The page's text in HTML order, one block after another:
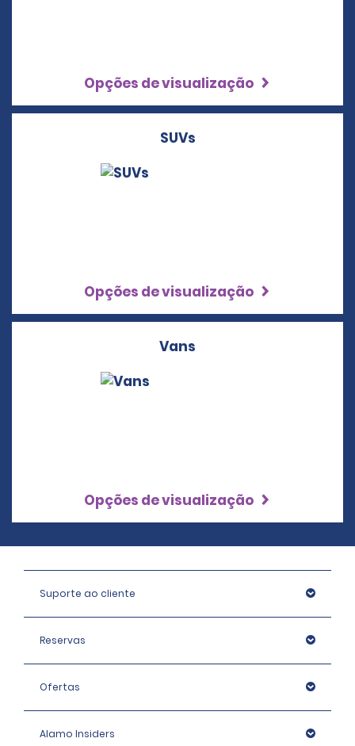
Opções de visualização
SUVs
Opções de visualização
Vans
Opções de visualização
Suporte ao cliente
Reservas
Ofertas
Alamo Insiders